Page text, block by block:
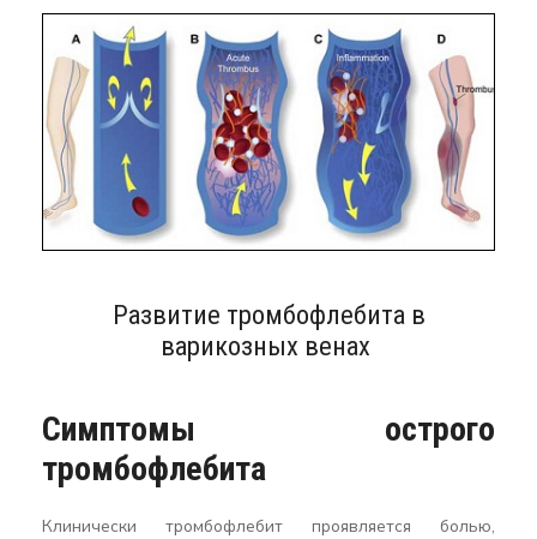
Развитие тромбофлебита в
варикозных венах
Симптомы острого
тромбофлебита
Клинически тромбофлебит проявляется болью,